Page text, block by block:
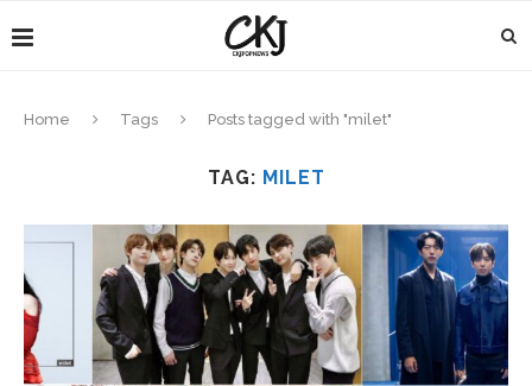
Home Tags Posts tagged with "milet"
TAG: MILET